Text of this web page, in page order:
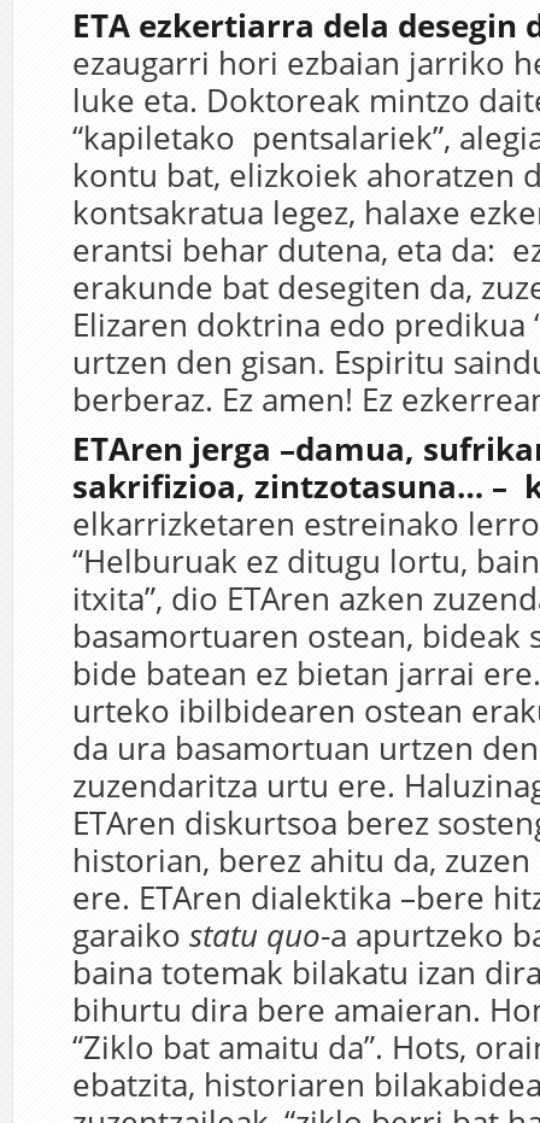
ETA ezkertiarra dela desegin
ezaugarri hori ezbaian jarriko
luke eta. Doktoreak mintzo
“kapiletako pentsalariek”,
kontu bat, elizkoiek ahoratzen
kontsakratua legez, halaxe
erantsi behar dutena, eta da:
erakunde bat desegiten da,
Elizaren doktrina edo predikua
urtzen den gisan. Espiritu
berberaz. Ez amen! Ez
ETAren jerga –damua,
sakrifizioa, zintzotasuna… –
elkarrizketaren estreinako
“Helburuak ez ditugu lortu,
itxita”, dio ETAren azken
basamortuaren ostean, bideak
bide batean ez bietan jarrai
urteko ibilbidearen ostean
da ura basamortuan urtzen
zuzendaritza urtu ere.
ETAren diskurtsoa berez
historian, berez ahitu da,
ere. ETAren dialektika –bere
garaiko statu quo-a apurtzeko
baina totemak bilakatu izan
bihurtu dira bere amaieran.
“Ziklo bat amaitu da”. Hots,
ebatzita, historiaren